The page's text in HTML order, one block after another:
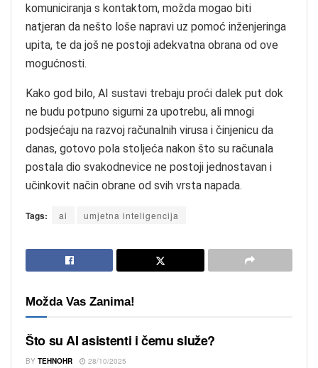
komuniciranja s kontaktom, možda mogao biti
natjeran da nešto loše napravi uz pomoć inženjeringa
upita, te da još ne postoji adekvatna obrana od ove
mogućnosti.
Kako god bilo, AI sustavi trebaju proći dalek put dok
ne budu potpuno sigurni za upotrebu, ali mnogi
podsjećaju na razvoj računalnih virusa i činjenicu da
danas, gotovo pola stoljeća nakon što su računala
postala dio svakodnevice ne postoji jednostavan i
učinkovit način obrane od svih vrsta napada.
Tags: ai umjetna inteligencija
Možda Vas Zanima!
Što su AI asistenti i čemu služe?
BY TEHNOHR 28/10/2025